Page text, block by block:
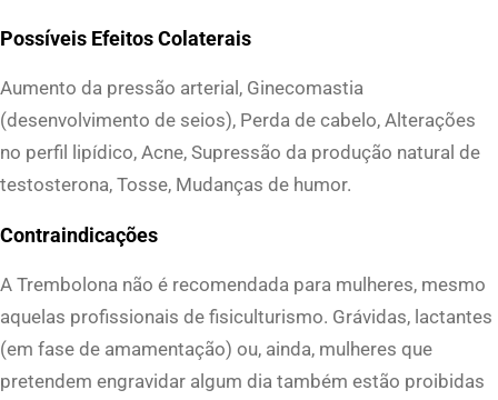
Possíveis Efeitos Colaterais
Aumento da pressão arterial, Ginecomastia
(desenvolvimento de seios), Perda de cabelo, Alterações
no perfil lipídico, Acne, Supressão da produção natural de
testosterona, Tosse, Mudanças de humor.
Contraindicações
A Trembolona não é recomendada para mulheres, mesmo
aquelas profissionais de fisiculturismo. Grávidas, lactantes
(em fase de amamentação) ou, ainda, mulheres que
pretendem engravidar algum dia também estão proibidas